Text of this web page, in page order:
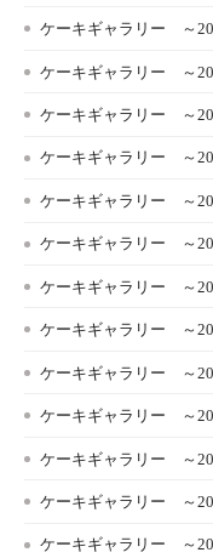
ケーキギャラリー ～
ケーキギャラリー ～
ケーキギャラリー ～
ケーキギャラリー ～
ケーキギャラリー ～
ケーキギャラリー ～
ケーキギャラリー ～
ケーキギャラリー ～
ケーキギャラリー ～
ケーキギャラリー ～
ケーキギャラリー ～
ケーキギャラリー ～
ケーキギャラリー ～